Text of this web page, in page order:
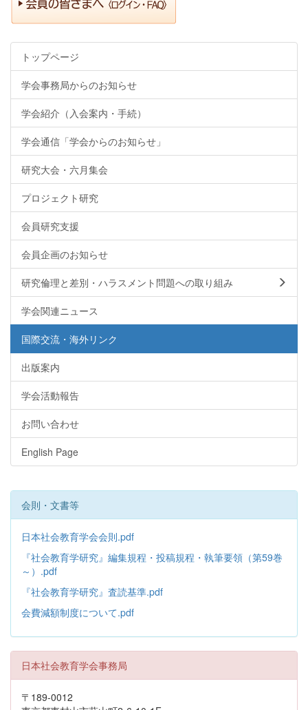
トップページ
学会事務局からのお知らせ
学会紹介（入会案内・手続）
学会通信「学会からのお知らせ」
研究大会・六月集会
プロジェクト研究
会員研究支援
会員企画のお知らせ
研究倫理と差別・ハラスメント問題への取り組み
学会関連ニュース
国際交流・海外リンク
出版案内
学会活動報告
お問い合わせ
English Page
会則・文書等
日本社会教育学会会則.pdf
『社会教育学研究』編集規程・投稿規程・執筆要領（第59巻
～）.pdf
『社会教育学研究』査読基準.pdf
会費減額制度について.pdf
日本社会教育学会事務局
〒189-0012